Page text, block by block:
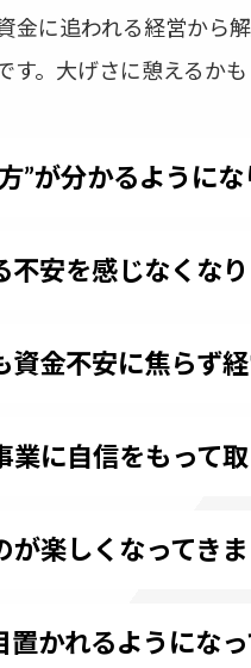
金に追われる経営から
す。大げさに憩えるか
”が分かるようにな
安を感じなくなり
金不安に焦らず
に自信をもって
楽しくなってきま
かれるようになっ